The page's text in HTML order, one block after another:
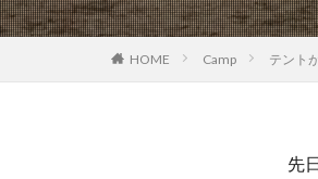
HOME Camp テント
先